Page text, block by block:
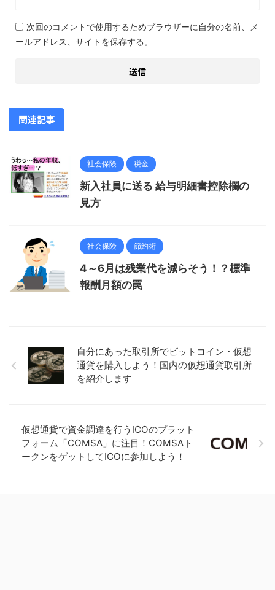
次回のコメントで使用するためブラウザーに自分の名前、メ
ールアドレス、サイトを保存する。
関連記事
社会保険 税金
新入社員に送る 給与明細書控除欄の
見方
社会保険 節約術
4～6月は残業代を減らそう！？標準
報酬月額の罠
自分にあった取引所でビットコイン・仮想
通貨を購入しよう！国内の仮想通貨取引所
を紹介します
仮想通貨で資金調達を行うICOのプラット
フォーム「COMSA」に注目！COMSAト
ークンをゲットしてICOに参加しよう！